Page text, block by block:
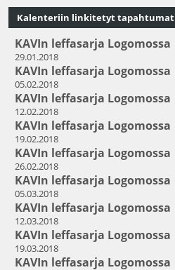
Kalenteriin linkitetyt tapahtumat
KAVIn leffasarja Logomossa
29.01.2018
KAVIn leffasarja Logomossa
05.02.2018
KAVIn leffasarja Logomossa
12.02.2018
KAVIn leffasarja Logomossa
19.02.2018
KAVIn leffasarja Logomossa
26.02.2018
KAVIn leffasarja Logomossa
05.03.2018
KAVIn leffasarja Logomossa
12.03.2018
KAVIn leffasarja Logomossa
19.03.2018
KAVIn leffasarja Logomossa